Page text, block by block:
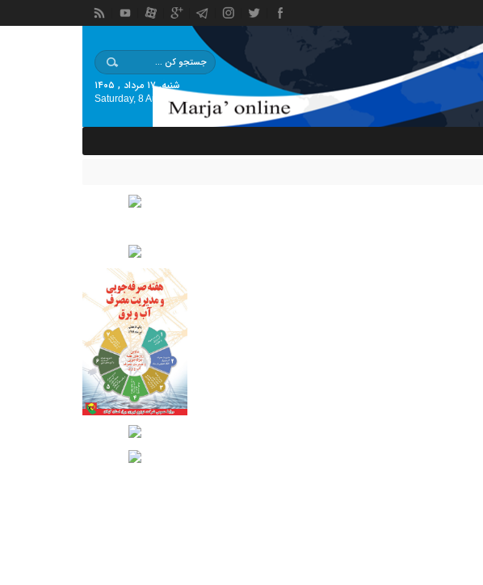
شنبه, ۱۷ مرداد , ۱۴۰۵
Saturday, 8 August , 2026